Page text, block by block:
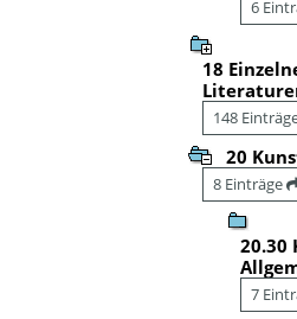
6
18
148
20
8 Einträge
20.30
7